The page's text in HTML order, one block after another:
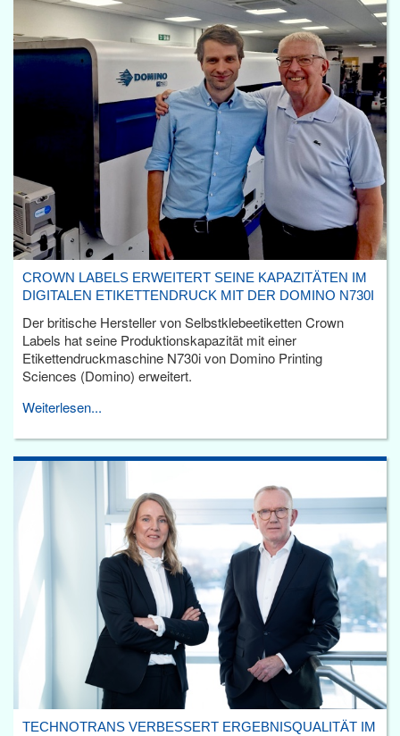
CROWN LABELS ERWEITERT SEINE KAPAZITÄTEN IM
DIGITALEN ETIKETTENDRUCK MIT DER DOMINO N730I
Der britische Hersteller von Selbstklebeetiketten Crown
Labels hat seine Produktionskapazität mit einer
Etikettendruckmaschine N730i von Domino Printing
Sciences (Domino) erweitert.
Weiterlesen...
TECHNOTRANS VERBESSERT ERGEBNISQUALITÄT IM